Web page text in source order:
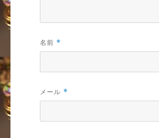
名前 *
メール *